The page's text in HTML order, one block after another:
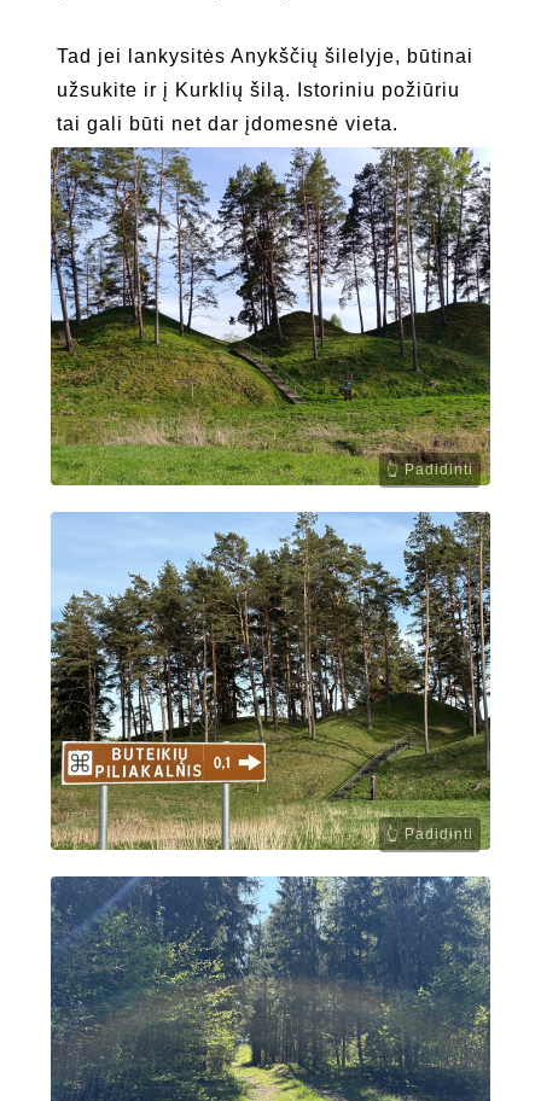
Tad jei lankysitės Anykščių šilelyje, būtinai
užsukite ir į Kurklių šilą. Istoriniu požiūriu
tai gali būti net dar įdomesnė vieta.